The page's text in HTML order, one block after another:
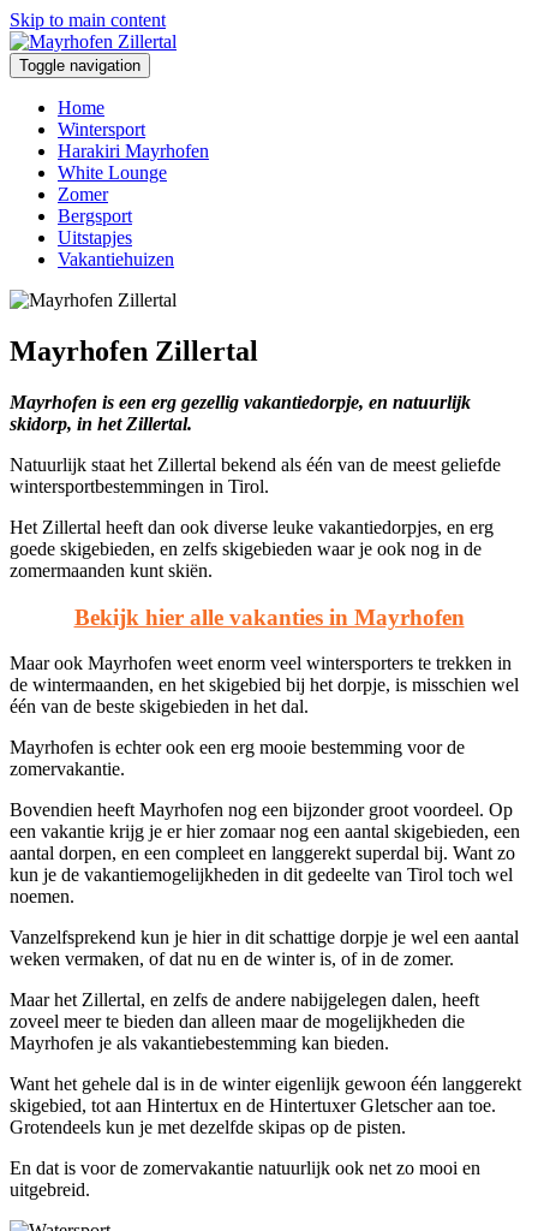
Skip to main content
Toggle navigation
Home
Wintersport
Harakiri Mayrhofen
White Lounge
Zomer
Bergsport
Uitstapjes
Vakantiehuizen
Mayrhofen Zillertal
Mayrhofen is een erg gezellig vakantiedorpje, en natuurlijk
skidorp, in het Zillertal.
Natuurlijk staat het Zillertal bekend als één van de meest geliefde
wintersportbestemmingen in Tirol.
Het Zillertal heeft dan ook diverse leuke vakantiedorpjes, en erg
goede skigebieden, en zelfs skigebieden waar je ook nog in de
zomermaanden kunt skiën.
Bekijk hier alle vakanties in Mayrhofen
Maar ook Mayrhofen weet enorm veel wintersporters te trekken in
de wintermaanden, en het skigebied bij het dorpje, is misschien wel
één van de beste skigebieden in het dal.
Mayrhofen is echter ook een erg mooie bestemming voor de
zomervakantie.
Bovendien heeft Mayrhofen nog een bijzonder groot voordeel. Op
een vakantie krijg je er hier zomaar nog een aantal skigebieden, een
aantal dorpen, en een compleet en langgerekt superdal bij. Want zo
kun je de vakantiemogelijkheden in dit gedeelte van Tirol toch wel
noemen.
Vanzelfsprekend kun je hier in dit schattige dorpje je wel een aantal
weken vermaken, of dat nu en de winter is, of in de zomer.
Maar het Zillertal, en zelfs de andere nabijgelegen dalen, heeft
zoveel meer te bieden dan alleen maar de mogelijkheden die
Mayrhofen je als vakantiebestemming kan bieden.
Want het gehele dal is in de winter eigenlijk gewoon één langgerekt
skigebied, tot aan Hintertux en de Hintertuxer Gletscher aan toe.
Grotendeels kun je met dezelfde skipas op de pisten.
En dat is voor de zomervakantie natuurlijk ook net zo mooi en
uitgebreid.